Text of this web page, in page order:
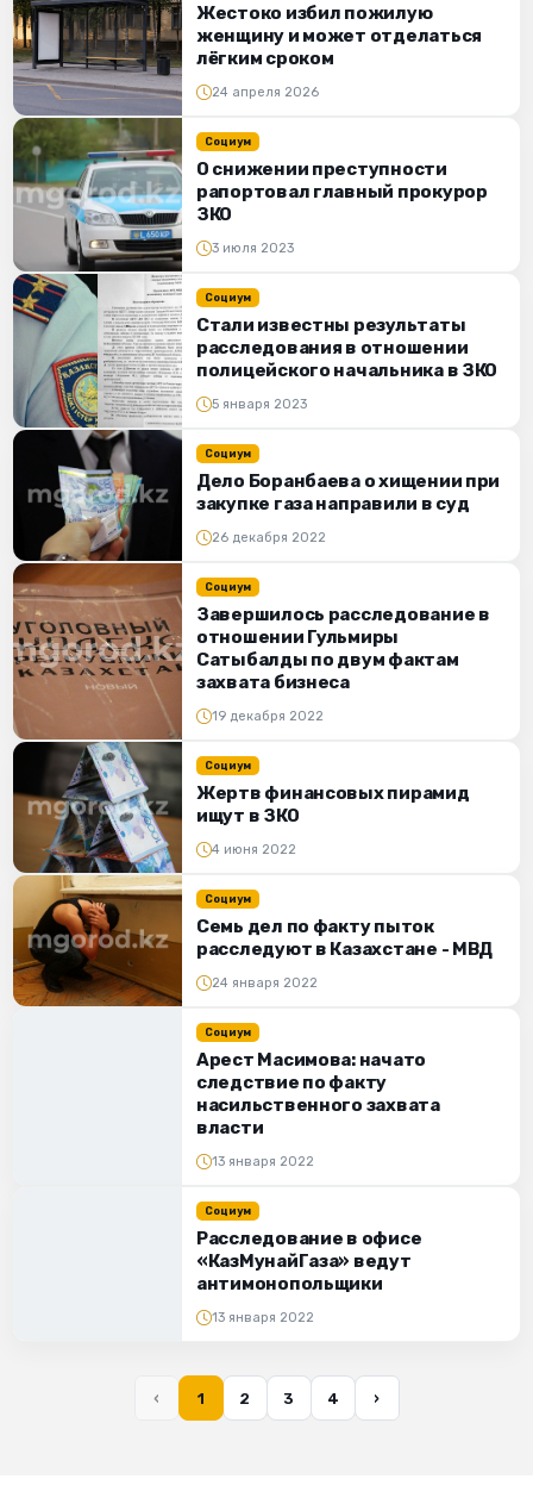
Жестоко избил пожилую
женщину и может отделаться
лёгким сроком
24 апреля 2026
Социум
О снижении преступности
рапортовал главный прокурор
ЗКО
3 июля 2023
Социум
Стали известны результаты
расследования в отношении
полицейского начальника в ЗКО
5 января 2023
Социум
Дело Боранбаева о хищении при
закупке газа направили в суд
26 декабря 2022
Социум
Завершилось расследование в
отношении Гульмиры
Сатыбалды по двум фактам
захвата бизнеса
19 декабря 2022
Социум
Жертв финансовых пирамид
ищут в ЗКО
4 июня 2022
Социум
Семь дел по факту пыток
расследуют в Казахстане - МВД
24 января 2022
Социум
Арест Масимова: начато
следствие по факту
насильственного захвата
власти
13 января 2022
Социум
Расследование в офисе
«КазМунайГаза» ведут
антимонопольщики
13 января 2022
‹ 1 2 3 4 ›